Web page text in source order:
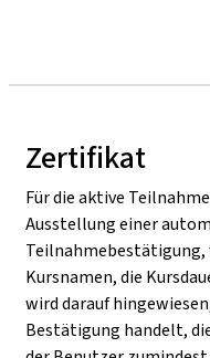
Zertifikat
Für die aktive
Ausstellung einer
Teilnahmebestätigung,
Kursnamen, die
wird darauf
Bestätigung handelt,